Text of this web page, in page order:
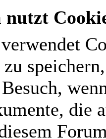
nutzt
die